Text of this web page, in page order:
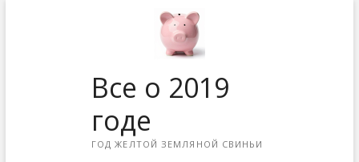
Все о 2019
годе
ГОД ЖЕЛТОЙ ЗЕМЛЯНОЙ СВИНЬИ